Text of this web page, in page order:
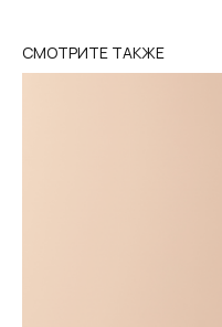
СМОТРИТЕ ТАКЖЕ